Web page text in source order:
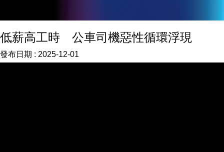
低薪高工時 公車司機惡性循環浮現
發布日期 : 2025-12-01